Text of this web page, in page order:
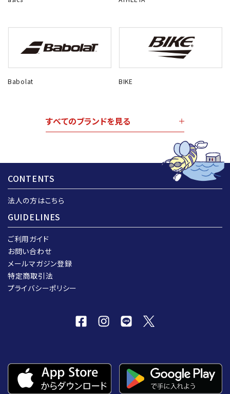
Babolat BIKE
すべてのブランドを見る
CONTENTS
法人の方はこちら
GUIDELINES
ご利用ガイド
お問い合わせ
メールマガジン登録
特定商取引法
プライバシーポリシー